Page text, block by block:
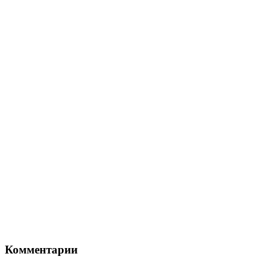
Комментарии